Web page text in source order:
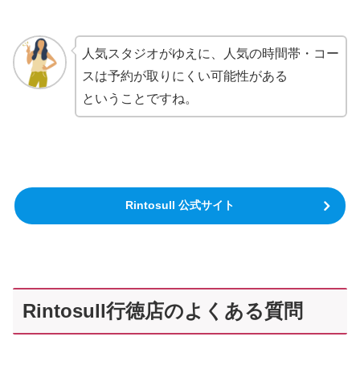
人気スタジオがゆえに、人気の時間帯・コー
スは予約が取りにくい可能性がある
ということですね。
Rintosull 公式サイト
Rintosull行徳店のよくある質問